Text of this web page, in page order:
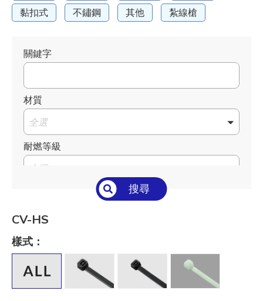
黏扣式
不鏽鋼 其他 紮線槍
關鍵字
材質
全選
耐燃等級
全選
全選
長 L mm / inch
寬 W mm / inch
搜尋
CV-HS
樣式：